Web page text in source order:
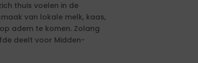
thuis voelen in de
van lokale melk, kaas,
adem te komen. Zolang
deelt voor Midden-